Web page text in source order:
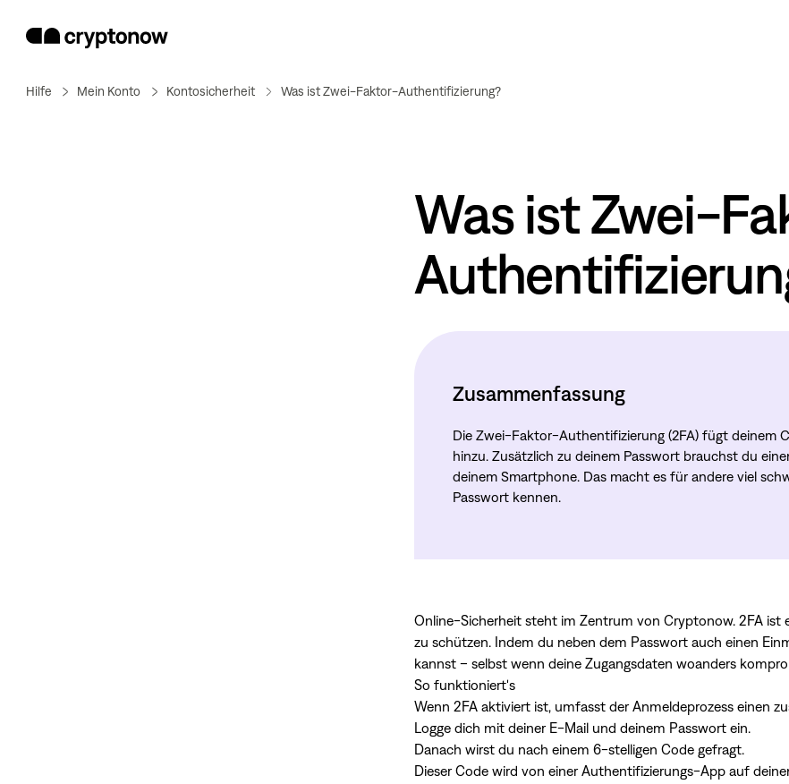
Hilfe Mein Konto Kontosicherheit Was ist Zwei-Faktor-Authentifizierung?
Was ist Zwei-
Zusammenfassung
Die Zwei-Faktor-Authentifizierung (2FA) fügt deinem
hinzu. Zusätzlich zu deinem Passwort brauchst du
deinem Smartphone. Das macht es für andere viel
Passwort kennen.
Online-Sicherheit steht im Zentrum von Cryptonow. 2FA
zu schützen. Indem du neben dem Passwort auch einen
kannst – selbst wenn deine Zugangsdaten woanders
So funktioniert's
Wenn 2FA aktiviert ist, umfasst der Anmeldeprozess einen
Logge dich mit deiner E-Mail und deinem Passwort ein.
Danach wirst du nach einem 6-stelligen Code gefragt.
Dieser Code wird von einer Authentifizierungs-App auf